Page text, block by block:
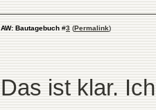
AW: Bautagebuch #3 (Permalink)
Das ist klar.